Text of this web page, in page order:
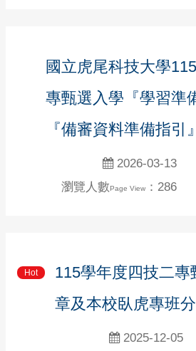
國立虎尾科技大學
專甄選入學『學習準
『備審資料準備指引
2026-03-13
瀏覽人數Page View：286
Hot
115學年度四技二
章及本校臥虎專班分
2025-12-05